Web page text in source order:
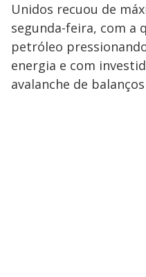
Unidos recuou de
segunda-feira, com a
petróleo
energia e com
avalanche de